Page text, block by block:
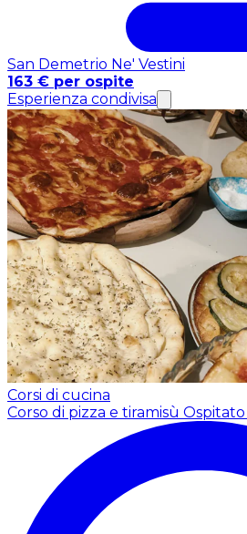
San Demetrio Ne' Vestini
163 € per ospite
Esperienza condivisa
Corsi di cucina
Corso di pizza e tiramisù